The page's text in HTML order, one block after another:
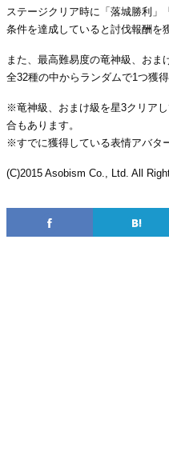
ステージクリア時に「落城勝利」
条件を達成していると討伐報酬を
また、最高難易度の竜神級、おま
全32種の中からランダムで1つ獲
※竜神級、おまけ級を星3クリア
合もあります。
※すでに獲得している表情アバタ
(C)2015 Asobism Co., Ltd. All